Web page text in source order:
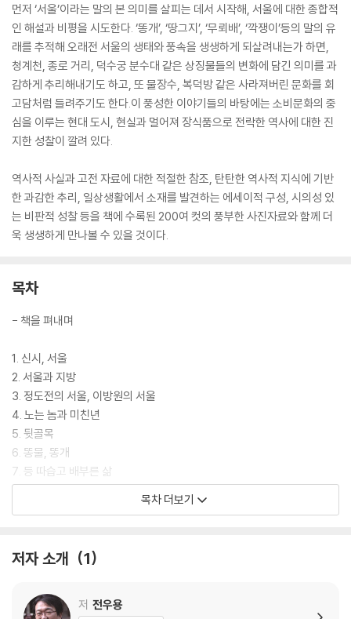
먼저 ‘서울’이라는 말의 본 의미를 살피는 데서 시작해, 서울에 대한 종합적
인 해설과 비평을 시도한다. ‘똥개’, ‘땅그지’, ‘무뢰배’, ‘깍쟁이’등의 말의 유
래를 추적해 오래전 서울의 생태와 풍속을 생생하게 되살려내는가 하면,
청계천, 종로 거리, 덕수궁 분수대 같은 상징물들의 변화에 담긴 의미를 과
감하게 추리해내기도 하고, 또 물장수, 복덕방 같은 사라져버린 문화를 회
고담처럼 들려주기도 한다.이 풍성한 이야기들의 바탕에는 소비문화의 중
심을 이루는 현대 도시, 현실과 멀어져 장식품으로 전락한 역사에 대한 진
지한 성찰이 깔려 있다.
역사적 사실과 고전 자료에 대한 적절한 참조, 탄탄한 역사적 지식에 기반
한 과감한 추리, 일상생활에서 소재를 발견하는 에세이적 구성, 시의성 있
는 비판적 성찰 등을 책에 수록된 200여 컷의 풍부한 사진자료와 함께 더
욱 생생하게 만나볼 수 있을 것이다.
목차
- 책을 펴내며
1. 신시, 서울
2. 서울과 지방
3. 정도전의 서울, 이방원의 서울
4. 노는 놈과 미친년
5. 뒷골목
6. 똥물, 똥개
7. 등 따습고 배부른 삶
8. 땅그지
12. 남주북병南酒北餠
14. 어섭쇼
목차 더보기
저자 소개 1
저 전우용